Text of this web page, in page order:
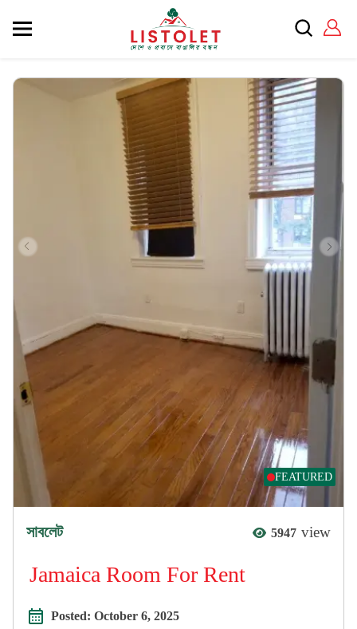
FEATURED
সাবলেট 5947 view
Jamaica Room For Rent
Posted: October 6, 2025